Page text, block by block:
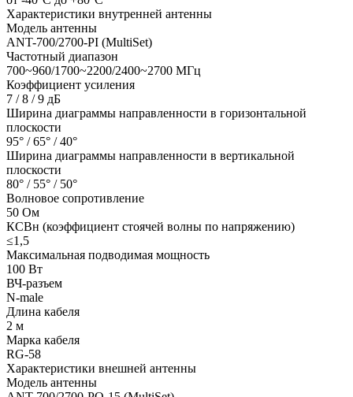
Характеристики внутренней антенны
Модель антенны
ANT-700/2700-PI (MultiSet)
Частотный диапазон
700~960/1700~2200/2400~2700 МГц
Коэффициент усиления
7 / 8 / 9 дБ
Ширина диаграммы направленности в горизонтальной
плоскости
95° / 65° / 40°
Ширина диаграммы направленности в вертикальной
плоскости
80° / 55° / 50°
Волновое сопротивление
50 Ом
КСВн (коэффициент стоячей волны по напряжению)
≤1,5
Максимальная подводимая мощность
100 Вт
ВЧ-разъем
N-male
Длина кабеля
2 м
Марка кабеля
RG-58
Характеристики внешней антенны
Модель антенны